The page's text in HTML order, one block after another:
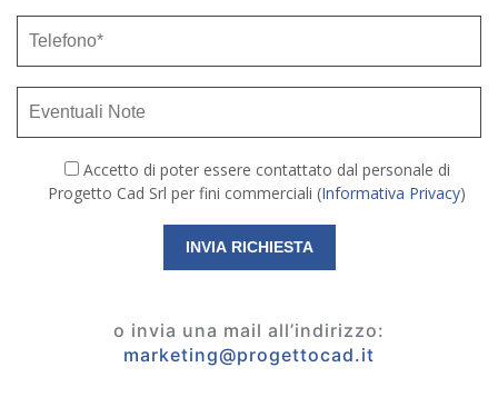
Accetto di poter essere contattato dal personale di
Progetto Cad Srl per fini commerciali (Informativa Privacy)
o invia una mail all’indirizzo:
marketing@progettocad.it